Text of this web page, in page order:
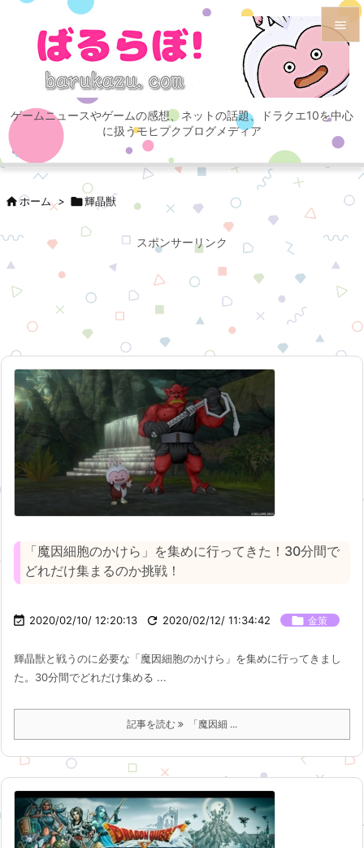
ゲームニュースやゲームの感想、ネットの話題、ドラクエ10を中心
に扱うモヒプクブログメディア

メニュ

サイド

次へ
検索
ホーム > 輝晶獣
スポンサーリンク
「魔因細胞のかけら」を集めに行ってきた！30分間で
どれだけ集まるのか挑戦！
 2020/02/10/ 12:20:13  2020/02/12/ 11:34:42  金策
輝晶獣と戦うのに必要な「魔因細胞のかけら」を集めに行ってきまし
た。30分間でどれだけ集める ...
記事を読む 「魔因細 ...